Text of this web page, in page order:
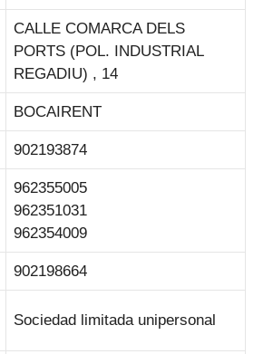
CALLE COMARCA DELS
PORTS (POL. INDUSTRIAL
REGADIU) , 14
BOCAIRENT
902193874
962355005
962351031
962354009
902198664
Sociedad limitada unipersonal